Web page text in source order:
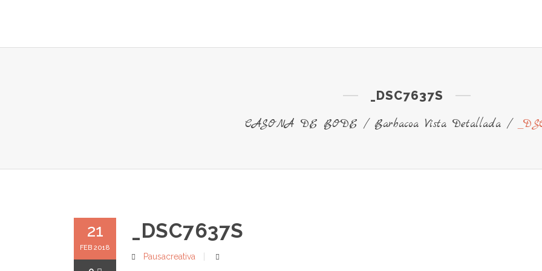
_DSC7637S
CASONA DE BODE / Barbacoa Vista Detallada /
21
FEB 2018
_DSC7637S
Pausacreativa